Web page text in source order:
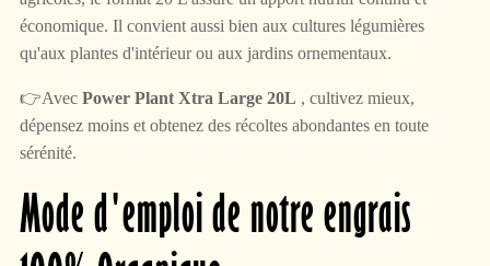
économique. Il convient aussi bien aux cultures légumières
qu'aux plantes d'intérieur ou aux jardins ornementaux.
👉Avec Power Plant Xtra Large 20L , cultivez mieux,
dépensez moins et obtenez des récoltes abondantes en toute
sérénité.
Mode d'emploi de notre engrais